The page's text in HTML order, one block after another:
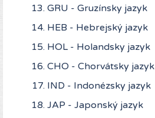
GRU - Gruzínsky jazyk
HEB - Hebrejský jazyk
HOL - Holandsky jazyk
CHO - Chorvátsky jazyk
IND - Indonézsky jazyk
JAP - Japonský jazyk